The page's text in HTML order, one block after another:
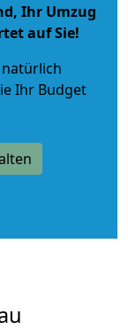
Ihr Umzug
auf Sie!
Ihr Budget